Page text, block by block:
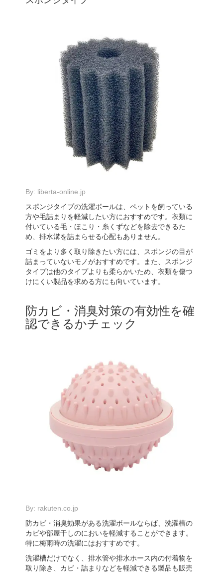
By: liberta-online.jp
スポンジタイプの洗濯ボールは、ペットを飼っている
方や毛詰まりを軽減したい方におすすめです。衣類に
付いている毛・ほこり・糸くずなどを除去できるた
め、排水溝を詰まらせる心配もありません。
ゴミをより多く取り除きたい方には、スポンジの目が
詰まっていないモノがおすすめです。また、スポンジ
タイプは他のタイプよりも柔らかいため、衣類を傷つ
けにくい製品を求める方にも向いています。
防カビ・消臭対策の有効性を確
認できるかチェック
By: rakuten.co.jp
防カビ・消臭効果がある洗濯ボールならば、洗濯槽の
カビや部屋干しのにおいを軽減することができます。
特に梅雨時の洗濯にはおすすめです。
洗濯槽だけでなく、排水管や排水ホース内の付着物を
取り除き、カビ・詰まりなどを軽減できる製品も販売